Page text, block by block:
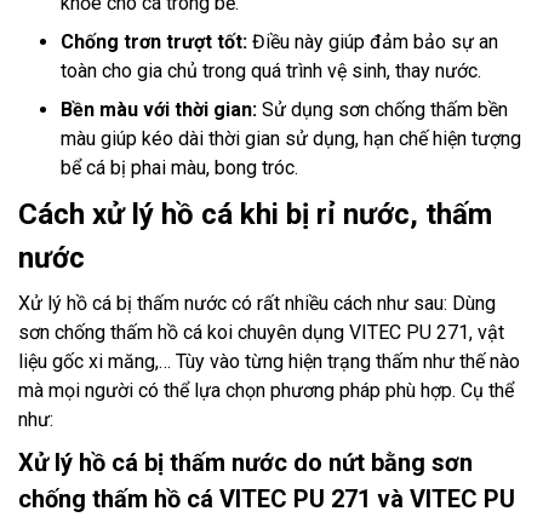
Chống trơn trượt tốt: Điều này giúp đảm bảo sự an
toàn cho gia chủ trong quá trình vệ sinh, thay nước.
Bền màu với thời gian: Sử dụng sơn chống thấm bền
màu giúp kéo dài thời gian sử dụng, hạn chế hiện tượng
bể cá bị phai màu, bong tróc.
Cách xử lý hồ cá khi bị rỉ nước, thấm
nước
Xử lý hồ cá bị thấm nước có rất nhiều cách như sau: Dùng
sơn chống thấm hồ cá koi chuyên dụng VITEC PU 271, vật
liệu gốc xi măng,… Tùy vào từng hiện trạng thấm như thế nào
mà mọi người có thể lựa chọn phương pháp phù hợp. Cụ thể
như:
Xử lý hồ cá bị thấm nước do nứt bằng sơn
chống thấm hồ cá VITEC PU 271 và VITEC PU